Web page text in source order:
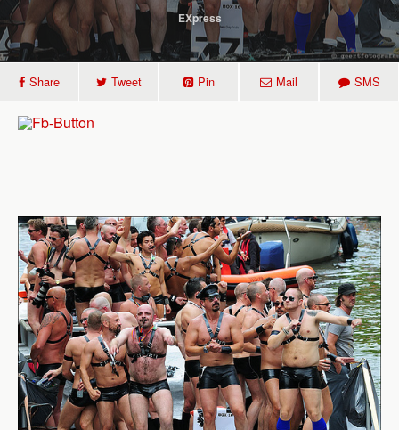
EXpress
Share Tweet Pin Mail SMS